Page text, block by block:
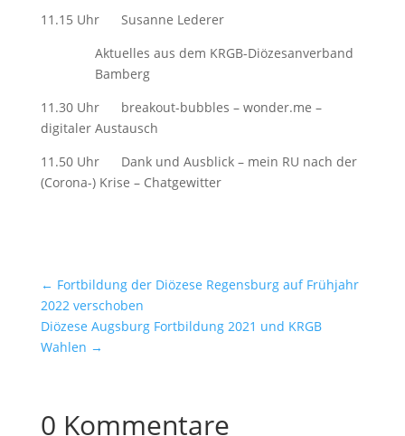
11.15 Uhr Susanne Lederer
Aktuelles aus dem KRGB-Diözesanverband
Bamberg
11.30 Uhr breakout-bubbles – wonder.me –
digitaler Austausch
11.50 Uhr Dank und Ausblick – mein RU nach der
(Corona-) Krise – Chatgewitter
← Fortbildung der Diözese Regensburg auf Frühjahr
2022 verschoben
Diözese Augsburg Fortbildung 2021 und KRGB
Wahlen →
0 Kommentare